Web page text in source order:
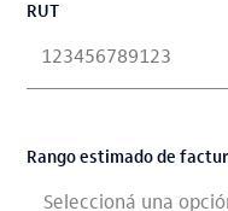
RUT
Rango estimado de
Seleccioná una